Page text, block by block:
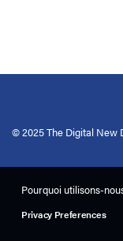
© 2025 The Digital New
Pourquoi utilisons-
Privacy Preferences